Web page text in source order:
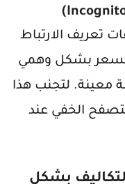
تعريف الارتباط
السعر بشكل وهمي
معينة. لتجنب هذا
الخفي عند
بشكل